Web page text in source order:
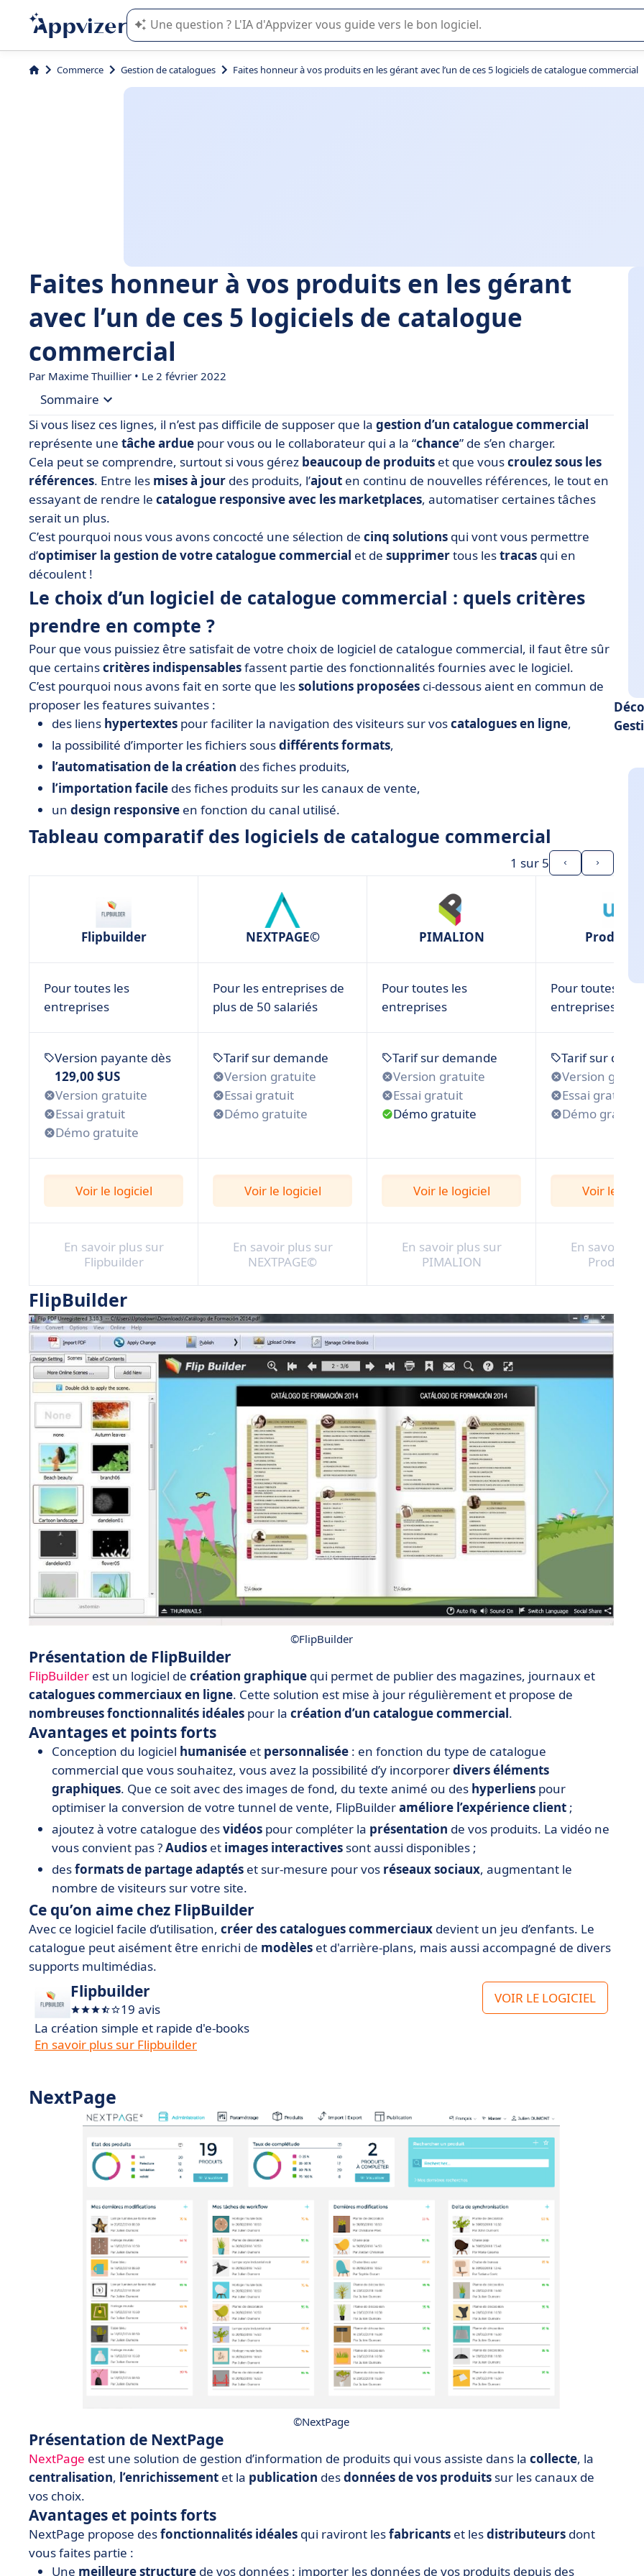
L'IA de Appvizer vous guide dans l'utilisation ou la sélection de logiciel SaaS en entreprise.
Commerce Gestion de catalogues Faites honneur à vos produits en les gérant avec l’un de ces 5 logiciels de catalogue commercial
Faites honneur à vos produits en les gérant
avec l’un de ces 5 logiciels de catalogue
commercial
Par Maxime Thuillier • Le 2 février 2022
Sommaire
• Le choix d’un logiciel de catalogue commercial : quels critères prendre en compte ?
• Tableau comparatif des logiciels de catalogue commercial
• FlipBuilder
• NextPage
• Pimalion
• Productsup
• Le logiciel de catalogue commercial : des bénéfices concrets pour votre entreprise
Si vous lisez ces lignes, il n’est pas difficile de supposer que la gestion d’un catalogue commercial
représente une tâche ardue pour vous ou le collaborateur qui a la “chance” de s’en charger.
Cela peut se comprendre, surtout si vous gérez beaucoup de produits et que vouscroulez sous les
références. Entre les mises à jour des produits, l’ajout en continu de nouvelles références, le tout en
essayant de rendre le catalogue responsive avec les marketplaces, automatiser certaines tâches
serait un plus.
C’est pourquoi nous vous avons concocté une sélection de cinq solutions qui vont vous permettre
d’optimiser la gestion de votre catalogue commercial et de supprimertous lestracas qui en
découlent !
Le choix d’un logiciel de catalogue commercial : quels critères
prendre en compte ?
Pour que vous puissiez être satisfait de votre choix de logiciel de catalogue commercial, il faut être sûr
que certainscritères indispensablesfassent partie des fonctionnalités fournies avec le logiciel.
C’est pourquoi nous avons fait en sorte que lessolutions proposées ci-dessous aient en commun de
proposer les features suivantes :
des liens hypertextes pour faciliter la navigation des visiteurs sur voscatalogues en ligne,
la possibilité d’importer les fichiers sousdifférentsformats,
l’automatisation de la création des fiches produits,
l’importation facile des fiches produits sur les canaux de vente,
un design responsive en fonction du canal utilisé.
Tableau comparatif des logiciels de catalogue commercial
1 sur 5
Flipbuilder NEXTPAGE© PIMALION
Pour toutes les
entreprises
Pour les entreprises de
plus de 50 salariés
Pour toutes les
entreprises
Pour toutes les
entreprises
Version payante dès
129,00 $US
Version gratuite
Essai gratuit
Démo gratuite
Tarif sur demande
Version gratuite
Essai gratuit
Démo gratuite
Tarif sur demande
Version gratuite
Essai gratuit
Démo gratuite
Tarif sur
Version
Essai gratuit
Démo gratuite
Voir le logiciel Voir le logiciel Voir le logiciel Voir le
En savoir plus sur
Flipbuilder
En savoir plus sur
NEXTPAGE©
En savoir plus sur
PIMALION
En savoir
Productsup
FlipBuilder
©FlipBuilder
Présentation de FlipBuilder
FlipBuilder est un logiciel de création graphique qui permet de publier des magazines, journaux et
catalogues commerciaux en ligne. Cette solution est mise à jour régulièrement et propose de
nombreuses fonctionnalités idéales pour la création d’un catalogue commercial.
Avantages et points forts
Conception du logiciel humanisée et personnalisée : en fonction du type de catalogue
commercial que vous souhaitez, vous avez la possibilité d’y incorporerdivers éléments
graphiques. Que ce soit avec des images de fond, du texte animé ou des hyperliens pour
optimiser la conversion de votre tunnel de vente, FlipBuilderaméliore l’expérience client ;
ajoutez à votre catalogue desvidéos pour compléter la présentation de vos produits. La vidéo ne
vous convient pas ?Audios et images interactives sont aussi disponibles ;
desformats de partage adaptés et sur-mesure pour vos réseaux sociaux, augmentant le
nombre de visiteurs sur votre site.
Ce qu’on aime chez FlipBuilder
Avec ce logiciel facile d’utilisation, créer des catalogues commerciaux devient un jeu d’enfants. Le
catalogue peut aisément être enrichi de modèles et d'arrière-plans, mais aussi accompagné de divers
supports multimédias.
Flipbuilder
19 avis
VOIR LE LOGICIEL
La création simple et rapide d'e-books
En savoir plus sur Flipbuilder
NextPage
©NextPage
Présentation de NextPage
NextPage est une solution de gestion d’information de produits qui vous assiste dans la collecte, la
centralisation, l’enrichissement et la publication desdonnées de vos produits sur les canaux de
vos choix.
Avantages et points forts
NextPage propose desfonctionnalités idéales qui raviront lesfabricants et lesdistributeurs dont
vous faites partie :
Une meilleure structure de vos données : importer les données de vos produits depuis des